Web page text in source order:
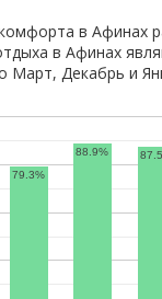
в Афинах
в Афинах
Март, Декабрь и
79.3%
88.9%